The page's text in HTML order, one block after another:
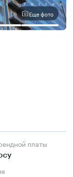
Еще фото
платы